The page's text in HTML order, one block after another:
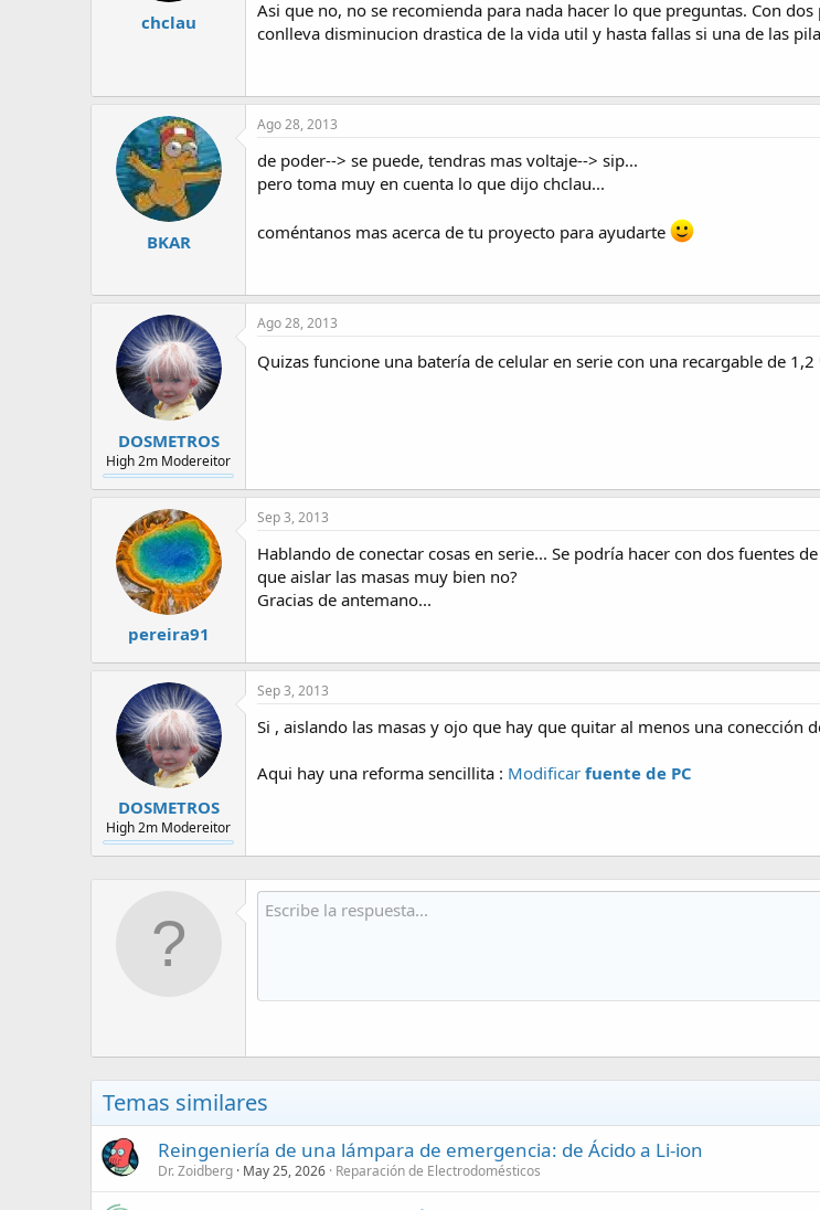
chclau
Asi que no, no se recomienda para nada hacer lo que preguntas. Con
conlleva disminucion drastica de la vida util y hasta fallas si una de las
BKAR
Ago 28, 2013
de poder--> se puede, tendras mas voltaje--> sip...
pero toma muy en cuenta lo que dijo chclau...
coméntanos mas acerca de tu proyecto para ayudarte
DOSMETROS
High 2m Modereitor
Ago 28, 2013
Quizas funcione una batería de celular en serie con una recargable de 1,2
pereira91
Sep 3, 2013
Hablando de conectar cosas en serie... Se podría hacer con dos fuentes
que aislar las masas muy bien no?
Gracias de antemano...
DOSMETROS
High 2m Modereitor
Sep 3, 2013
Si , aislando las masas y ojo que hay que quitar al menos una conección
Aqui hay una reforma sencillita : Modificar fuente de PC
Temas similares
Reingeniería de una lámpara de emergencia: de Ácido a Li-ion
Dr. Zoidberg May 25, 2026 Reparación de Electrodomésticos